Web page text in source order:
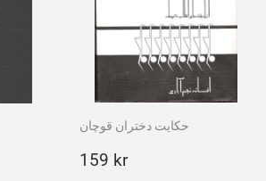
حکایت دختران قوچان
Ordinarie
159 kr159